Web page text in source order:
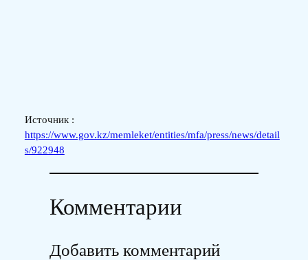
Источник :
https://www.gov.kz/memleket/entities/mfa/press/news/detail
s/922948
Комментарии
Добавить комментарий